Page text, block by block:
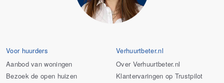
Voor huurders
Aanbod van woningen
Bezoek de open huizen
Verhuurtbeter.nl
Over Verhuurtbeter.nl
Klantervaringen op Trustpilot